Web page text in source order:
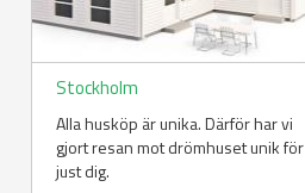
Stockholm
Alla husköp är unika. Därför har vi
gjort resan mot drömhuset unik för
just dig.